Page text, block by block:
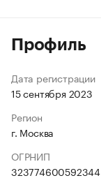
Профиль
Дата регистрации
15 сентября 2023
Регион
г. Москва
ОГРНИП
323774600592344